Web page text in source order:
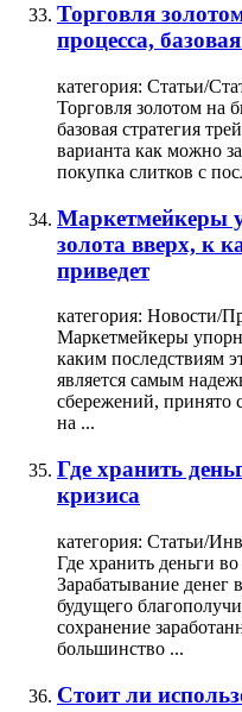
Торговля
процесса,
категория: Статьи/
Торговля золотом на
базовая стратегия
варианта как можно
покупка слитков с
Маркетмейкеры
золота вверх, к
приведет
категория: Новости/
Маркетмейкеры
каким последствиям
является самым
сбережений, принято
на ...
Где хранить
кризиса
категория: Статьи/
Где хранить деньги
Зарабатывание денег
будущего
сохранение
большинство ...
Стоит ли